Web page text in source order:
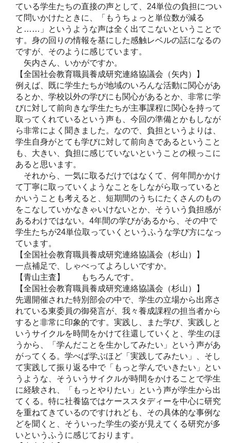
ている学生たちの直接の声として、24単位の負担につい
て問いかけたときに、「もうちょっと単位数が減る
と……」というような声は全く出てこないということで
す。身の回りの情報を基にした感触レベルの話になるの
ですが、そのように感じています。
矢内さん、いかがですか。
【全国社会教育職員養成研究連絡協議会（矢内）】
例えば、既に学生たちが地域のいろんな活動に関心があ
るとか、学校以外の学びにも関心があるとか、非常に学
びに対して前向きな学生たちが主事課程に関心を持って
取ってくれているという声も、今回の準備とかもしなが
ら非常によく聞きました。なので、負担というよりは、
学生自身がとても学びに対して前向きであるということ
も、大きい、負担に感じていないということの根っこに
あると思います。
それから、一気に取るだけではなくて、何年間かかけ
て丁寧に取っていくようなことをしながら取っていると
かいうことも考えると、短期間のうちにたくさんのもの
をこなしていかなきゃいけないとか、そういう負担感が
あるわけではない。4年間の学びがあるから、その中で
学生たちが24単位取っていくというふうな学び方になっ
ています。
【全国社会教育職員養成研究連絡協議会（杉山）】
一点補足で、しゃべってよろしいですか。
【青山主査】 もちろんです。
【全国社会教育職員養成研究連絡協議会（杉山）】
先週開催された特別部会の中で、学生の立場から出席さ
れている東委員の御発言が、我々養成課程の担当者から
すると非常に印象的です。実践し、また学び、実践しと
いうサイクルを時間をかけて往還していくと、学生のほ
うから、「学んだことを生かしてみたい」という声があ
がってくる。学べば学ぶほど「実践してみたい」、そし
て実践して振り返る中で「もっと学んでいきたい」とい
うような、そういうサイクルが時間をかけることで学生
に経験され、「もっとやりたい」という声が学生から出
てくる。特に社養協ではケーススタディーを中心に研究
を重ねてきているのですけれども、その具体的な事例な
どを聞くと、そういった学生の姿が見えてくる研究が多
いというふうに感じております。